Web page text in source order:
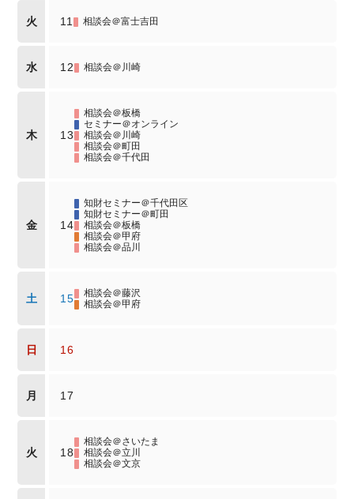
火 11 相談会＠富士吉田
水 12 相談会＠川崎
木 13
相談会＠板橋
セミナー＠オンライン
相談会＠川崎
相談会＠町田
相談会＠千代田
金 14
知財セミナー＠千代田区
知財セミナー＠町田
相談会＠板橋
相談会＠甲府
相談会＠品川
土 15
相談会＠藤沢
相談会＠甲府
日 16
月 17
火 18
相談会＠さいたま
相談会＠立川
相談会＠文京